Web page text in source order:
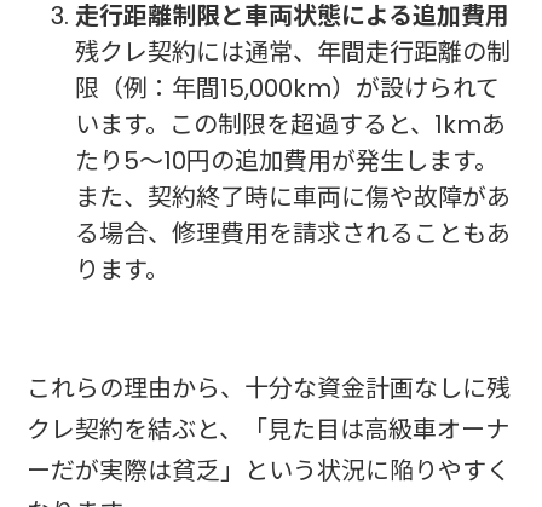
走行距離制限と車両状態による追加費用
残クレ契約には通常、年間走行距離の制
限（例：年間15,000km）が設けられて
います。この制限を超過すると、1kmあ
たり5〜10円の追加費用が発生します。
また、契約終了時に車両に傷や故障があ
る場合、修理費用を請求されることもあ
ります。
これらの理由から、十分な資金計画なしに残
クレ契約を結ぶと、「見た目は高級車オーナ
ーだが実際は貧乏」という状況に陥りやすく